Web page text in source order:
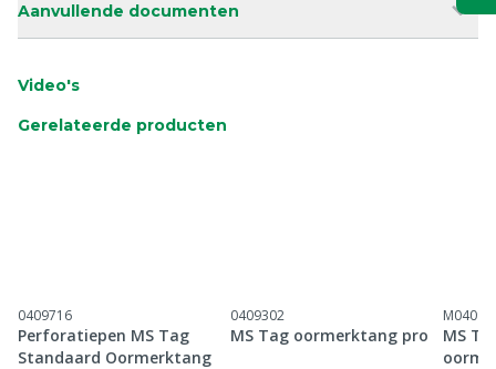
Aanvullende documenten
Video's
Gerelateerde producten
0409716
Perforatiepen MS Tag
Standaard Oormerktang
0409302
MS Tag oormerktang pro
MS